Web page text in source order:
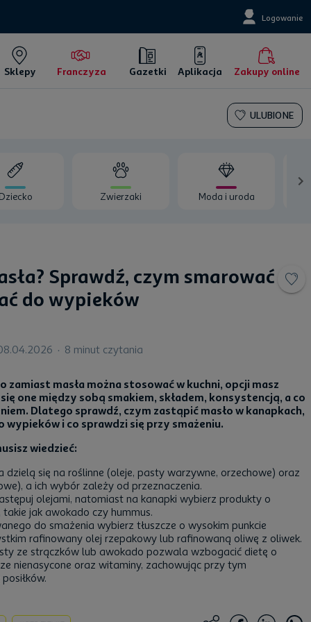
Logowanie
Sklepy Franczyza Gazetki Aplikacja Zakupy online
ULUBIONE
Dziecko Zwierzaki Moda i uroda
Sprawdź, czym smarować
do wypieków
8 minut czytania
zamiast masła można stosować w kuchni, opcji masz
one między sobą smakiem, składem, konsystencją, a co
Dlatego sprawdź, czym zastąpić masło w kanapkach,
wypieków i co sprawdzi się przy smażeniu.
wiedzieć:
się na roślinne (oleje, pasty warzywne, orzechowe) oraz
a ich wybór zależy od przeznaczenia.
olejami, natomiast na kanapki wybierz produkty o
takie jak awokado czy hummus.
do smażenia wybierz tłuszcze o wysokim punkcie
rafinowany olej rzepakowy lub rafinowaną oliwę z oliwek.
ze strączków lub awokado pozwala wzbogacić dietę o
nienasycone oraz witaminy, zachowując przy tym